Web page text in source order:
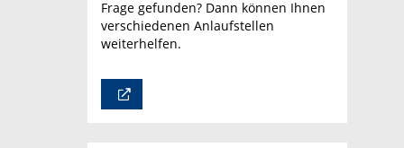
Frage gefunden? Dann können Ihnen
verschiedenen Anlaufstellen
weiterhelfen.